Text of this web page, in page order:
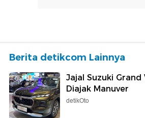
Berita detikcom Lainnya
Jajal Suzuki Grand
Diajak Manuver
detikOto